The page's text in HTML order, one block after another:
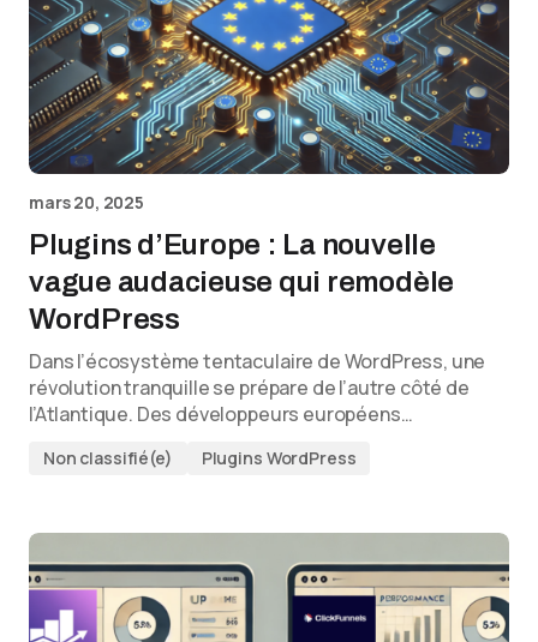
mars 20, 2025
Plugins d’Europe : La nouvelle
vague audacieuse qui remodèle
WordPress
Dans l’écosystème tentaculaire de WordPress, une
révolution tranquille se prépare de l’autre côté de
l’Atlantique. Des développeurs européens…
Non classifié(e) Plugins WordPress